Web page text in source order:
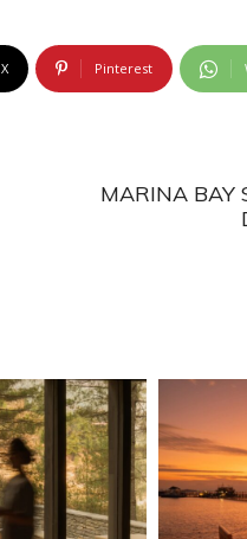
X Pinterest
MARINA BAY